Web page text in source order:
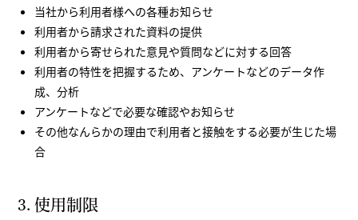
当社から利用者様への各種お知らせ
利用者から請求された資料の提供
利用者から寄せられた意見や質問などに対する回答
利用者の特性を把握するため、アンケートなどのデータ作
成、分析
アンケートなどで必要な確認やお知らせ
その他なんらかの理由で利用者と接触をする必要が生じた場
合
3. 使用制限